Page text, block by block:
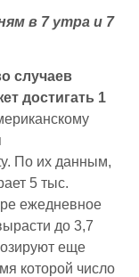
в 7 утра и 7
случаев
достигать 1
По их данным,
5 тыс.
ежедневное
до 3,7
еще
которой число